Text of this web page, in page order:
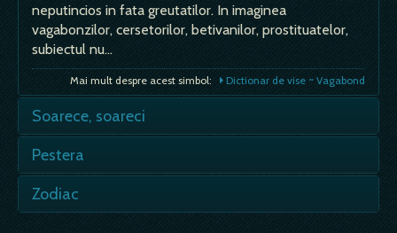
neputincios in fata greutatilor. In imaginea
vagabonzilor, cersetorilor, betivanilor, prostituatelor,
subiectul nu…
Mai mult despre acest simbol: Dictionar de vise ~ Vagabond
Soarece, soareci
clandestin, este expresia unei griji care il
multe situatii, este vorba de o sexualitate
Pestera
simbolism ca si grota sau cripta. Visele cu
Zodiac